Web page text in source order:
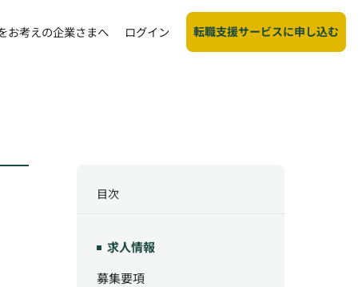
お考えの企業さまへ ログイン 転職支援サービスに申し込む
目次
求人情報
募集要項